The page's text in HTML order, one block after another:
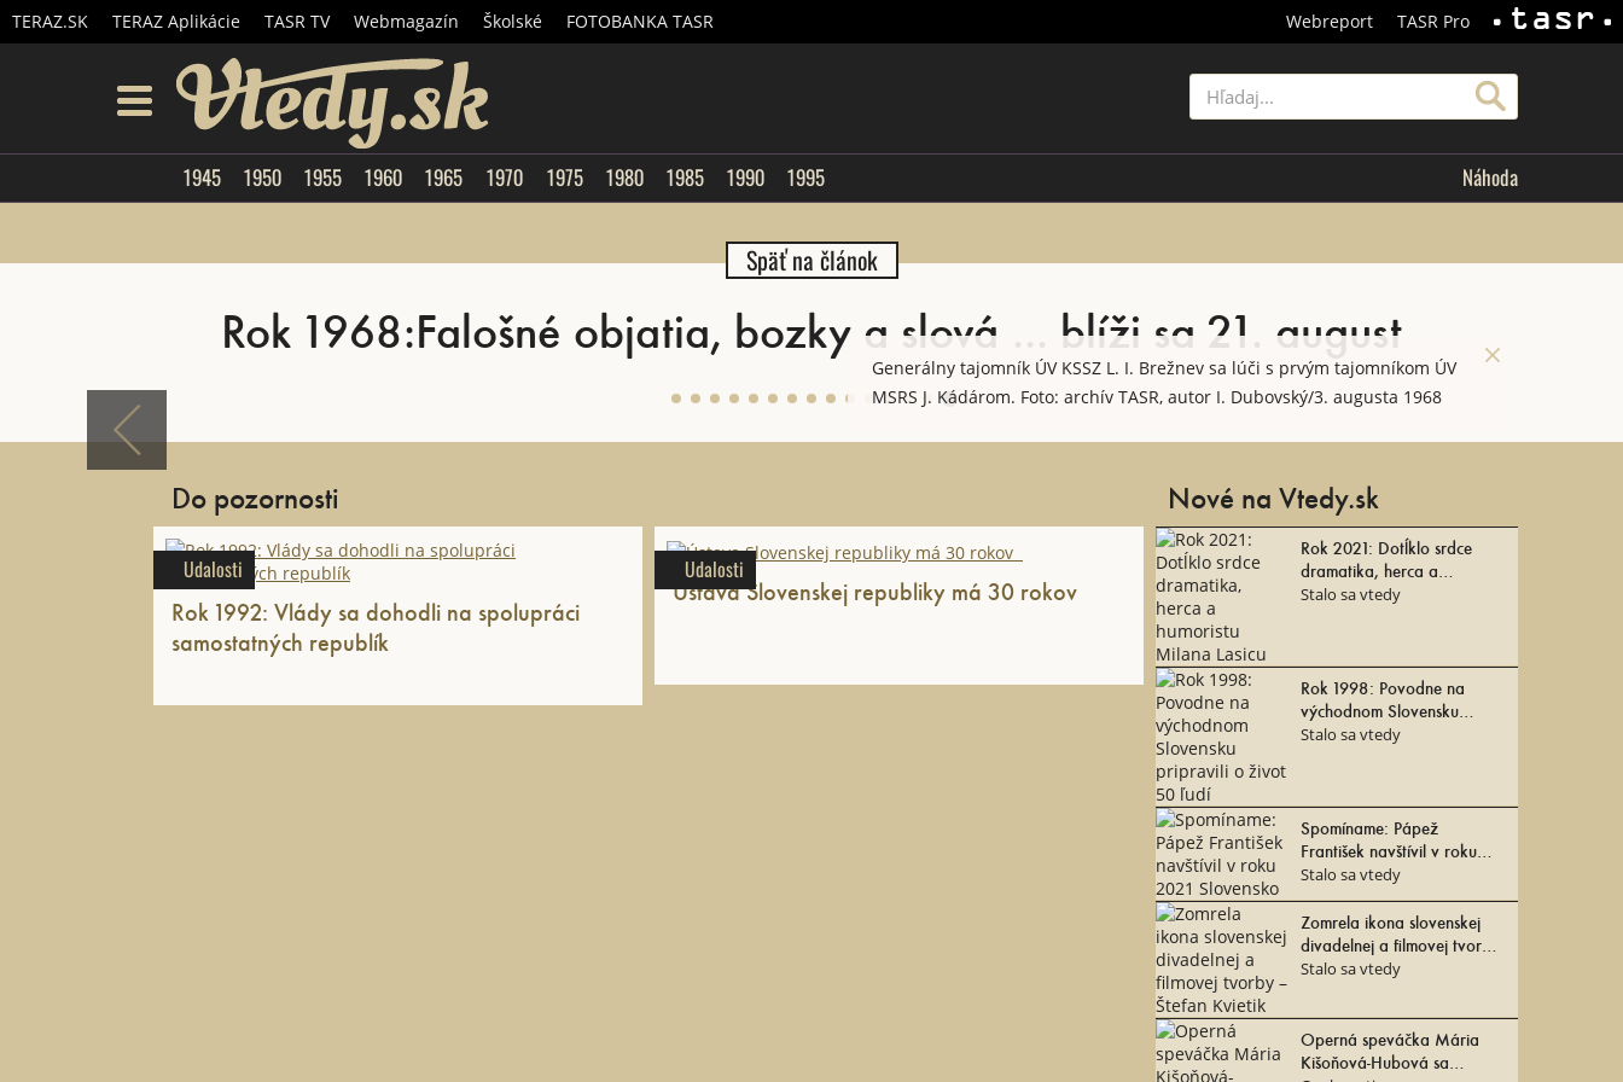
TERAZ.SK TERAZ Aplikácie TASR TV Webmagazín Školské FOTOBANKA TASR Webreport
TASR Pro
1945 1950 1955 1960 1965 1970 1975 1980 1985 1990 1995 Náhoda
Späť na článok
Rok 1968:Falošné objatia, bozky a slová ... blíži sa 21. august
Generálny tajomník ÚV KSSZ L. I. Brežnev sa lúči s prvým tajomníkom ÚV
MSRS J. Kádárom. Foto: archív TASR, autor I. Dubovský/3. augusta 1968
Do pozornosti
Udalosti
Rok 1992: Vlády sa dohodli na spolupráci
samostatných republík
Udalosti
Nové na Vtedy.sk
Rok 2021: Dotĺklo srdce
dramatika, herca a
humoristu Milana Lasicu
Stalo sa vtedy
Rok 1998: Povodne na
východnom Slovensku
pripravili o život 50 ľudí
Stalo sa vtedy
Spomíname: Pápež
František navštívil v roku
2021 Slovensko
Stalo sa vtedy
Zomrela ikona slovenskej
divadelnej a filmovej tvorby
– Štefan Kvietik
Stalo sa vtedy
Operná speváčka Mária
Kišoňová-Hubová sa